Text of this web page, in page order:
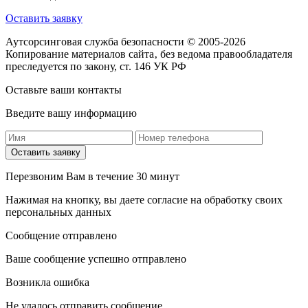
Оставить заявку
Аутсорсинговая служба безопасности © 2005-2026
Копирование материалов сайта‚ без ведома правообладателя
преследуется по закону, ст. 146 УК РФ
Оставьте ваши контакты
Введите вашу информацию
Оставить заявку
Перезвоним Вам в течение 30 минут
Нажимая на кнопку, вы даете согласие на обработку своих
персональных данных
Сообщение отправлено
Ваше сообщение успешно отправлено
Возникла ошибка
Не удалось отправить сообщение